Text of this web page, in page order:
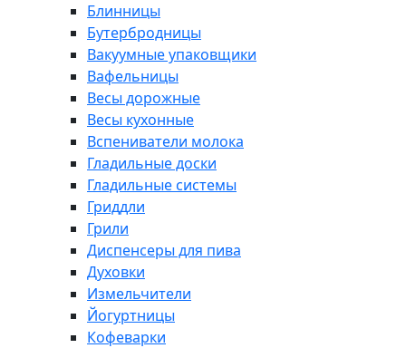
Блинницы
Бутербродницы
Вакуумные упаковщики
Вафельницы
Весы дорожные
Весы кухонные
Вспениватели молока
Гладильные доски
Гладильные системы
Гриддли
Грили
Диспенсеры для пива
Духовки
Измельчители
Йогуртницы
Кофеварки